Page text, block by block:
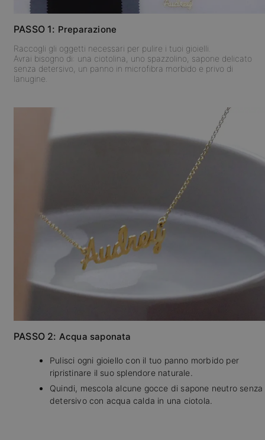
PASSO 1: Preparazione
Raccogli gli oggetti necessari per pulire i tuoi gioielli.
Avrai bisogno di: una ciotolina, uno spazzolino, sapone delicato
senza detersivo, un panno in microfibra morbido e privo di
lanugine.
PASSO 2: Acqua saponata
Pulisci ogni gioiello con il tuo panno morbido per
ripristinare il suo splendore naturale.
Quindi, mescola alcune gocce di sapone neutro senza
detersivo con acqua calda in una ciotola.